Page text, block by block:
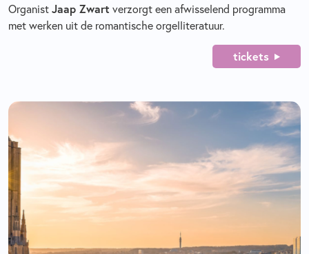
OrganistJaap Zwart verzorgt een afwisselend programma
met werken uit de romantische orgelliteratuur.
tickets